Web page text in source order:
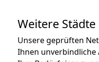
Weitere
Unsere geprüften
Ihnen unverbindliche